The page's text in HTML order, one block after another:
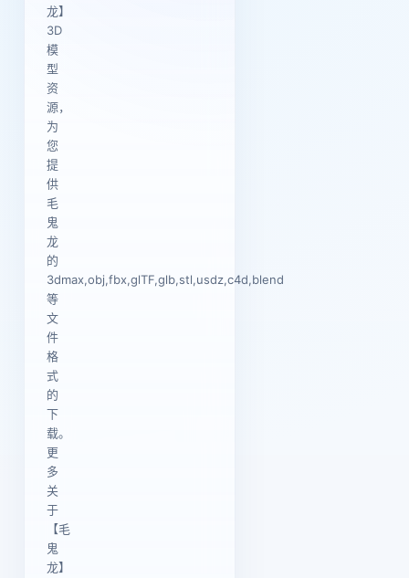
龙】
3D
模
型
资
源，
为
您
提
供
毛
鬼
龙
的
3dmax,obj,fbx,glTF,glb,stl,usdz,c4d,blend
等
文
件
格
式
的
下
载。
更
多
关
于
【毛
鬼
龙】